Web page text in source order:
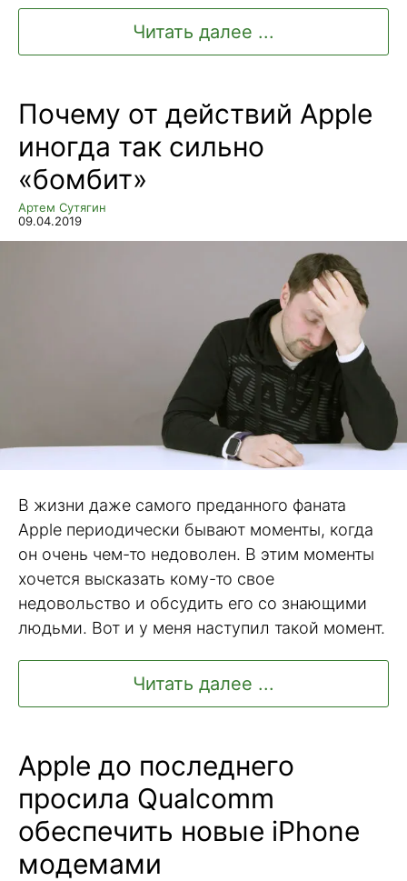
Читать далее ...
Почему от действий Applе
иногда так сильно
«бомбит»
Артем Сутягин
09.04.2019
В жизни даже самого преданного фаната
Apple периодически бывают моменты, когда
он очень чем-то недоволен. В этим моменты
хочется высказать кому-то свое
недовольство и обсудить его со знающими
людьми. Вот и у меня наступил такой момент.
Читать далее ...
Apple до последнего
просила Qualcomm
обеспечить новые iPhone
модемами